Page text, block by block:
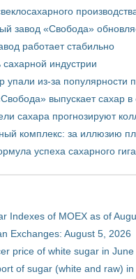
завод «Свобода»
работает стабильно
индустрии
из-за популярности
выпускает сахар в
сахара прогнозируют
комплекс: за иллюзию
успеха сахарного
Indexes of MOEX as of
Exchanges: August 5, 2026
price of white sugar in
of sugar (white and raw)